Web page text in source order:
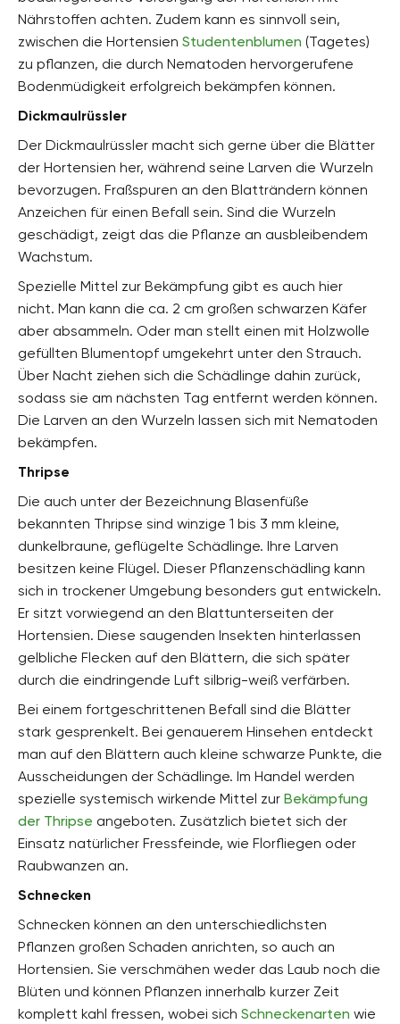
Nährstoffen achten. Zudem kann es sinnvoll sein,
zwischen die Hortensien Studentenblumen (Tagetes)
zu pflanzen, die durch Nematoden hervorgerufene
Bodenmüdigkeit erfolgreich bekämpfen können.
Dickmaulrüssler
Der Dickmaulrüssler macht sich gerne über die Blätter
der Hortensien her, während seine Larven die Wurzeln
bevorzugen. Fraßspuren an den Blatträndern können
Anzeichen für einen Befall sein. Sind die Wurzeln
geschädigt, zeigt das die Pflanze an ausbleibendem
Wachstum.
Spezielle Mittel zur Bekämpfung gibt es auch hier
nicht. Man kann die ca. 2 cm großen schwarzen Käfer
aber absammeln. Oder man stellt einen mit Holzwolle
gefüllten Blumentopf umgekehrt unter den Strauch.
Über Nacht ziehen sich die Schädlinge dahin zurück,
sodass sie am nächsten Tag entfernt werden können.
Die Larven an den Wurzeln lassen sich mit Nematoden
bekämpfen.
Thripse
Die auch unter der Bezeichnung Blasenfüße
bekannten Thripse sind winzige 1 bis 3 mm kleine,
dunkelbraune, geflügelte Schädlinge. Ihre Larven
besitzen keine Flügel. Dieser Pflanzenschädling kann
sich in trockener Umgebung besonders gut entwickeln.
Er sitzt vorwiegend an den Blattunterseiten der
Hortensien. Diese saugenden Insekten hinterlassen
gelbliche Flecken auf den Blättern, die sich später
durch die eindringende Luft silbrig-weiß verfärben.
Bei einem fortgeschrittenen Befall sind die Blätter
stark gesprenkelt. Bei genauerem Hinsehen entdeckt
man auf den Blättern auch kleine schwarze Punkte, die
Ausscheidungen der Schädlinge. Im Handel werden
spezielle systemisch wirkende Mittel zur Bekämpfung
der Thripse angeboten. Zusätzlich bietet sich der
Einsatz natürlicher Fressfeinde, wie Florfliegen oder
Raubwanzen an.
Schnecken
Schnecken können an den unterschiedlichsten
Pflanzen großen Schaden anrichten, so auch an
Hortensien. Sie verschmähen weder das Laub noch die
Blüten und können Pflanzen innerhalb kurzer Zeit
komplett kahl fressen, wobei sich Schneckenarten wie